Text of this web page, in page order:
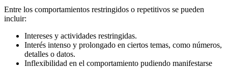
Entre los comportamientos restringidos o repetitivos se pueden
incluir:
Intereses y actividades restringidas.
Interés intenso y prolongado en ciertos temas, como números,
detalles o datos.
Inflexibilidad en el comportamiento pudiendo manifestarse